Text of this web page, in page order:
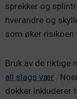
sprekker og
hverandre og
som øker risikoen
Bruk av de riktige
all slags vær .
dokker inkluderer